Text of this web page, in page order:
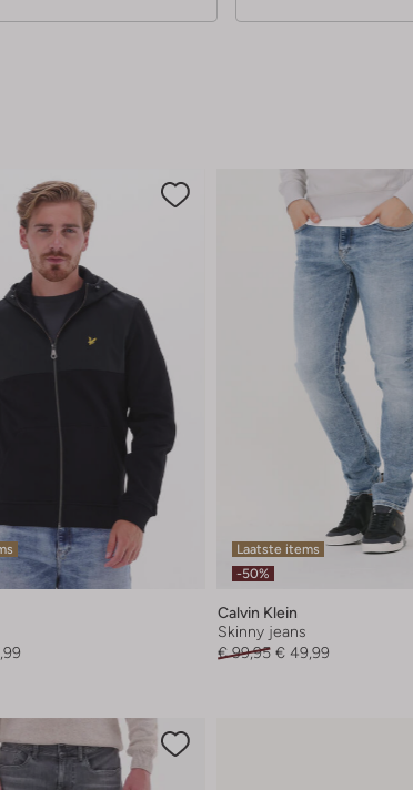
Laatste items
-50%
Calvin Klein
Skinny jeans
€ 99,95 € 49,99